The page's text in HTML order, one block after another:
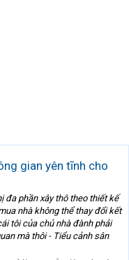
gian yên tĩnh cho
đa phần xây thô theo thiết kế
nhà không thể thay đổi kết
tôi của chủ nhà đành phải
mà thôi - Tiểu cảnh sân